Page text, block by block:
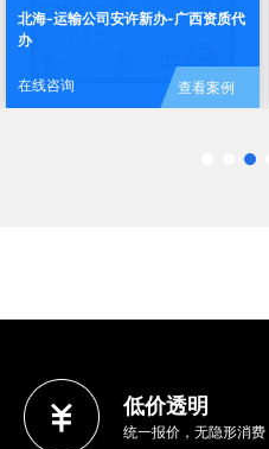
北海-运输公司安许新办-广西资质代
办
在线咨询 查看案例
低价透明
统一报价，无隐形消费